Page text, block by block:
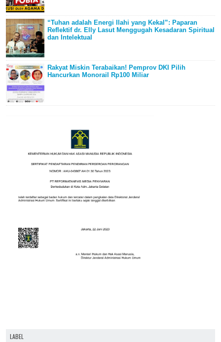
“Tuhan adalah Energi Ilahi yang Kekal”: Paparan
Reflektif dr. Elly Lasut Menggugah Kesadaran Spiritual
dan Intelektual
Rakyat Miskin Terabaikan! Pemprov DKI Pilih
Hancurkan Monorail Rp100 Miliar
LABEL